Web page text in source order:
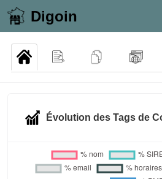
Digoin
Évolution des Tags de